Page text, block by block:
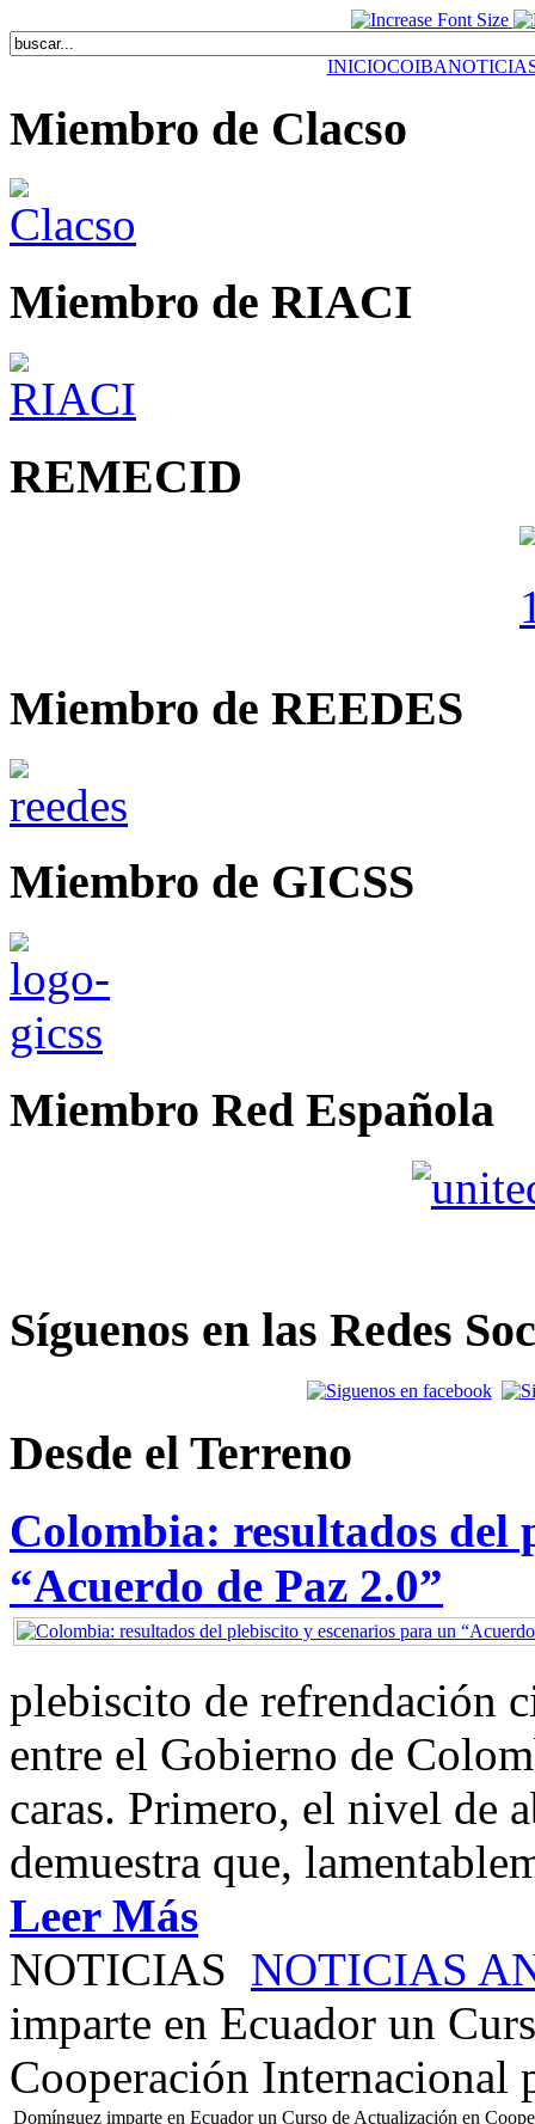
INICIOCOIBA
Miembro de Clacso
Miembro de RIACI
REMECID
Miembro de REEDES
Miembro de GICSS
Miembro Red Española
Síguenos en las Redes
Desde el Terreno
Colombia: resultados del
“Acuerdo de Paz 2.0”
plebiscito de refrendación
entre el Gobierno de
caras. Primero, el nivel de
demuestra que,
Leer Más
NOTICIAS NOTICIAS
imparte en Ecuador un
Cooperación Internacional
Domínguez imparte en Ecuador un Curso de Actualización en